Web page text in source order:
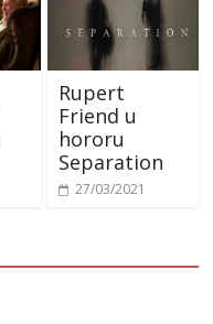
Rupert
Friend u
hororu
Separation
27/03/2021